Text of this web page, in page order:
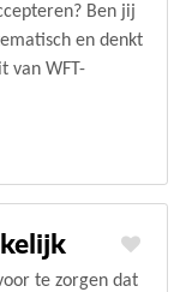
Ben jij
en denkt
van WFT-
te zorgen dat